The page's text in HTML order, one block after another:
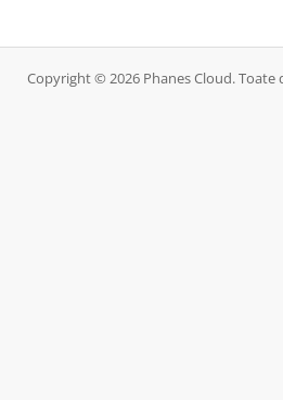
Copyright © 2026 Phanes Cloud.